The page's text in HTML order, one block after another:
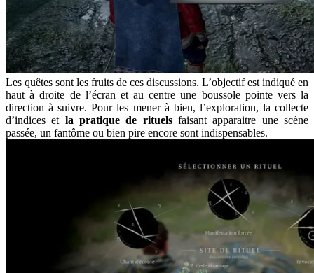
Les quêtes sont les fruits de ces discussions. L’objectif est indiqué en
haut à droite de l’écran et au centre une boussole pointe vers la
direction à suivre. Pour les mener à bien, l’exploration, la collecte
d’indices et la pratique de rituelsfaisant apparaitre une scène
passée, un fantôme ou bien pire encore sont indispensables.